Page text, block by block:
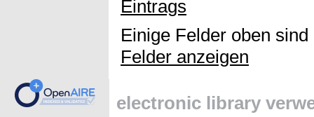
Eintrags
Einige Felder oben
Felder anzeigen
electronic library